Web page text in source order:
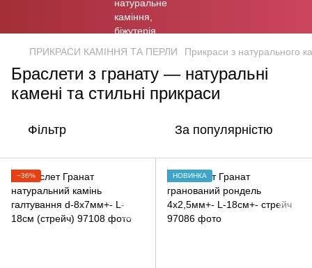
ПРИКРАСИ КАМІННЯ ТА ПЕРЛИ Прикраси з натурального
Браслети з гранату — натуральні
камені та стильні прикраси
Фільтр За популярністю
−36% НОВИНКА